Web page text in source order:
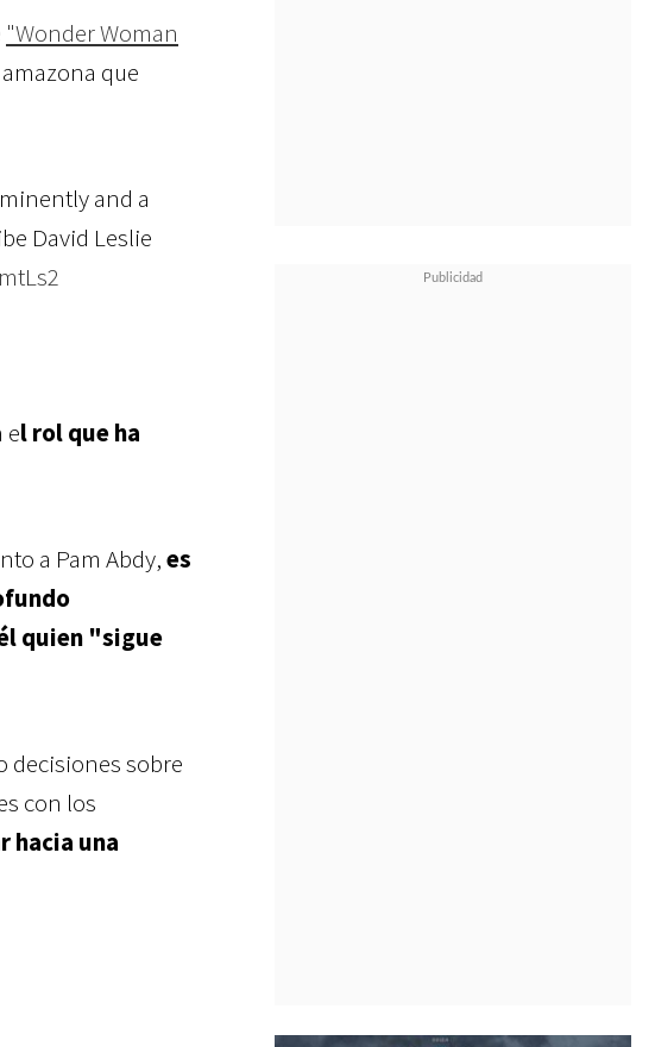
"Wonder Woman
que
and a
David Leslie
el rol que ha
a Pam Abdy,es
quien "sigue
decisiones sobre
con los
hacia una